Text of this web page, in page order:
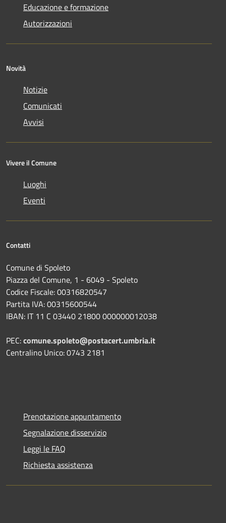
Educazione e formazione
Autorizzazioni
Novità
Notizie
Comunicati
Avvisi
Vivere il Comune
Luoghi
Eventi
Contatti
Comune di Spoleto
Piazza del Comune, 1 - 6049 - Spoleto
Codice Fiscale: 00316820547
Partita IVA: 00315600544
IBAN: IT 11 C 03440 21800 000000012038
PEC:comune.spoleto@postacert.umbria.it
Centralino Unico: 0743 2181
Prenotazione appuntamento
Segnalazione disservizio
Leggi le FAQ
Richiesta assistenza